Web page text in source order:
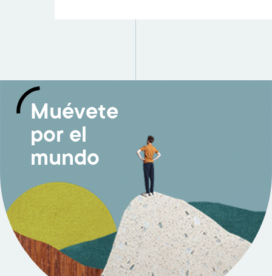
Muévete
por el
mundo